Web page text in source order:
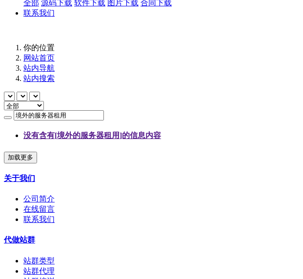
全部 源码下载 软件下载 图片下载 合同下载
联系我们
你的位置
网站首页
站内导航
站内搜索
没有含有[境外的服务器租用]的信息内容
加载更多
关于我们
公司简介
在线留言
联系我们
代做站群
站群类型
站群代理